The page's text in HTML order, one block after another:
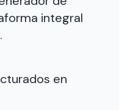
integral
en